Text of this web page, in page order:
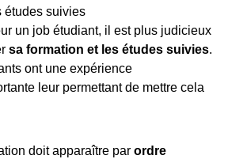
études suivies
un job étudiant, il est plus judicieux
sa formation et les études suivies.
ont une expérience
leur permettant de mettre cela
doit apparaître par ordre